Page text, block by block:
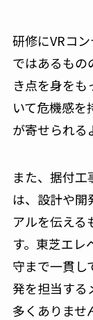
研修にVRコ
ではあるもの
き点を身を
いて危機感を
が寄せられる
また、据付工
は、設計や開
アルを伝える
す。東芝エレ
守まで一貫し
発を担当する
多くありませ